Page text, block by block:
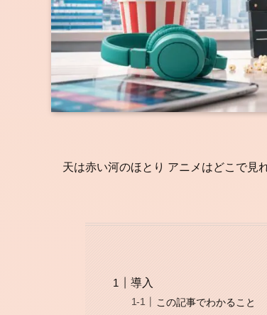
天は赤い河のほとり アニメはどこで見
導入
この記事でわかること